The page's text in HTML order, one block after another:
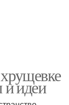
и идеи